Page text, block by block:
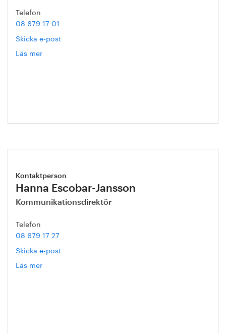
Telefon
08 679 17 01
Skicka e-post
Läs mer
Kontaktperson
Hanna Escobar-Jansson
Kommunikationsdirektör
Telefon
08 679 17 27
Skicka e-post
Läs mer